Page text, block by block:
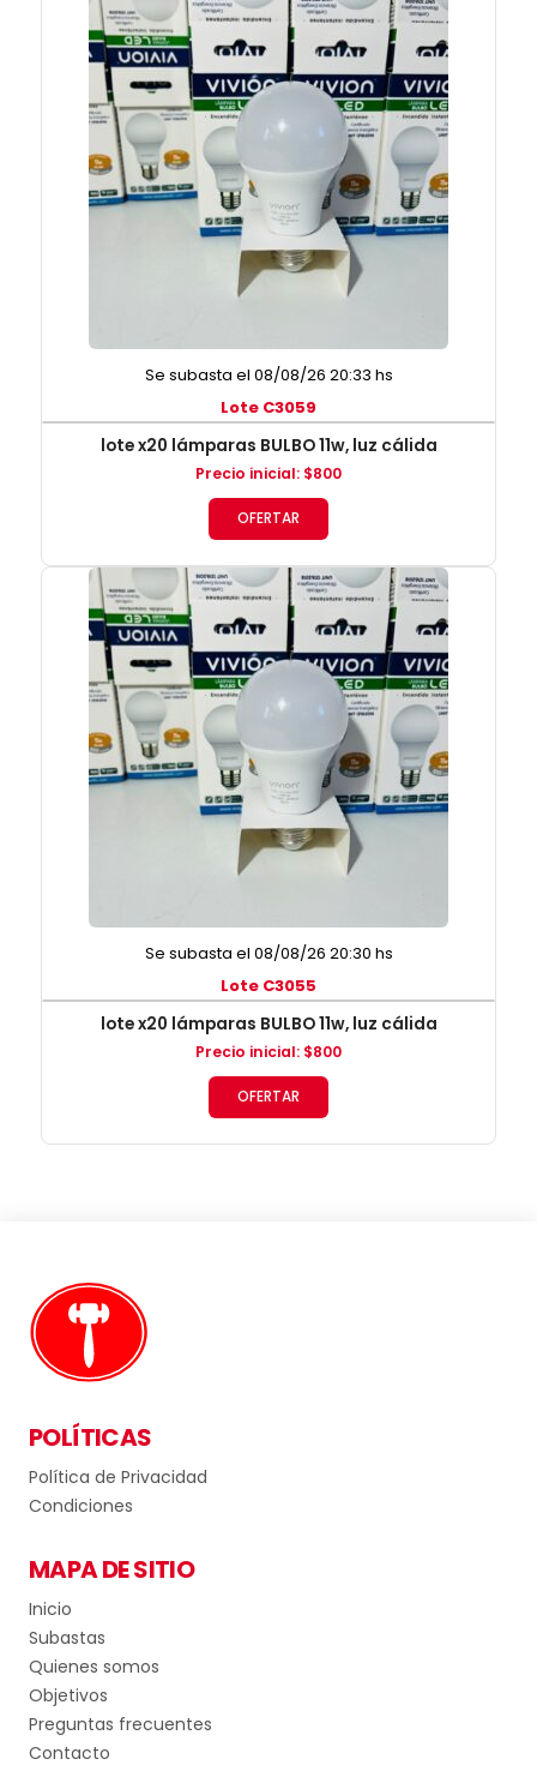
Se subasta el 08/08/26 20:33 hs
Lote C3059
lote x20 lámparas BULBO 11w, luz cálida
Precio inicial: $800
OFERTAR
Se subasta el 08/08/26 20:30 hs
Lote C3055
lote x20 lámparas BULBO 11w, luz cálida
Precio inicial: $800
OFERTAR
POLÍTICAS
Política de Privacidad
Condiciones
MAPA DE SITIO
Inicio
Subastas
Quienes somos
Objetivos
Preguntas frecuentes
Contacto